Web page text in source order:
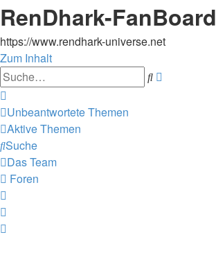
RenDhark-FanBoard
https://www.rendhark-universe.net
Zum Inhalt
Suche
Unbeantwortete Themen
Aktive Themen
Suche
Das Team
Foren